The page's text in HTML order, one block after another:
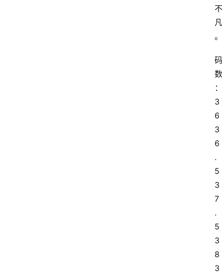
不
凡
。
码
数
：
3
6
3
6
.
5
3
7
.
5
3
8
3